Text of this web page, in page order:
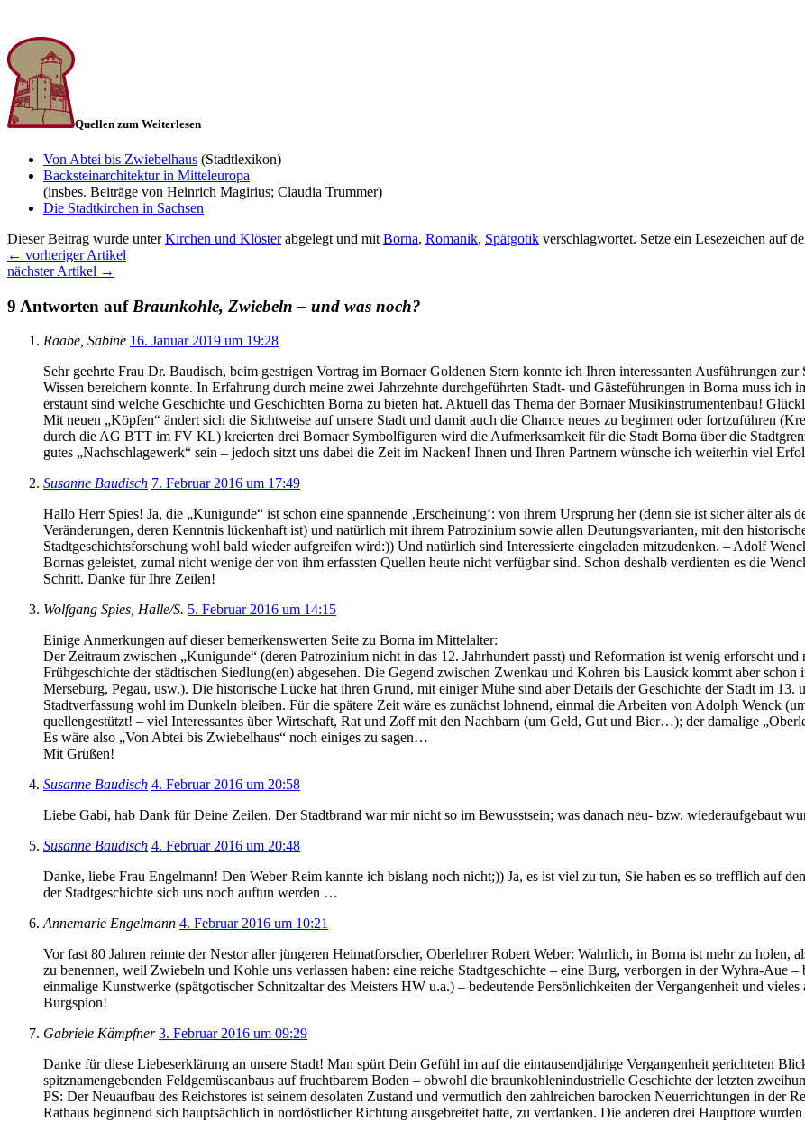
Quellen zum Weiterlesen
Von Abtei bis Zwiebelhaus (Stadtlexikon)
Backsteinarchitektur in Mitteleuropa
(insbes. Beiträge von Heinrich Magirius; Claudia Trummer)
Die Stadtkirchen in Sachsen
Dieser Beitrag wurde unterKirchen und Klösterabgelegt und mit Borna, Romanik, Spätgotik verschlagwortet. Setze ein Lesezeichen auf
← vorheriger Artikel
nächster Artikel →
9 Antworten auf Braunkohle, Zwiebeln – und was noch?
Raabe, Sabine 16. Januar 2019 um 19:28
Sehr geehrte Frau Dr. Baudisch, beim gestrigen Vortrag im Bornaer Goldenen Stern konnte ich Ihren interessanten Ausführungen zur
Wissen bereichern konnte. In Erfahrung durch meine zwei Jahrzehnte durchgeführten Stadt- und Gästeführungen in Borna muss ich
erstaunt sind welche Geschichte und Geschichten Borna zu bieten hat. Aktuell das Thema der Bornaer Musikinstrumentenbau!
Mit neuen „Köpfen“ ändert sich die Sichtweise auf unsere Stadt und damit auch die Chance neues zu beginnen oder fortzuführen
durch die AG BTT im FV KL) kreierten drei Bornaer Symbolfiguren wird die Aufmerksamkeit für die Stadt Borna über die
gutes „Nachschlagewerk“ sein – jedoch sitzt uns dabei die Zeit im Nacken! Ihnen und Ihren Partnern wünsche ich weiterhin viel
Susanne Baudisch 7. Februar 2016 um 17:49
Hallo Herr Spies! Ja, die „Kunigunde“ ist schon eine spannende ‚Erscheinung‘: von ihrem Ursprung her (denn sie ist sicher älter als
Veränderungen, deren Kenntnis lückenhaft ist) und natürlich mit ihrem Patrozinium sowie allen Deutungsvarianten, mit den
Stadtgeschichtsforschung wohl bald wieder aufgreifen wird:)) Und natürlich sind Interessierte eingeladen mitzudenken. – Adolf
Bornas geleistet, zumal nicht wenige der von ihm erfassten Quellen heute nicht verfügbar sind. Schon deshalb verdienten es die
Schritt. Danke für Ihre Zeilen!
Wolfgang Spies, Halle/S. 5. Februar 2016 um 14:15
Einige Anmerkungen auf dieser bemerkenswerten Seite zu Borna im Mittelalter:
Der Zeitraum zwischen „Kunigunde“ (deren Patrozinium nicht in das 12. Jahrhundert passt) und Reformation ist wenig erforscht
Frühgeschichte der städtischen Siedlung(en) abgesehen. Die Gegend zwischen Zwenkau und Kohren bis Lausick kommt aber
Merseburg, Pegau, usw.). Die historische Lücke hat ihren Grund, mit einiger Mühe sind aber Details der Geschichte der Stadt im 13.
Stadtverfassung wohl im Dunkeln bleiben. Für die spätere Zeit wäre es zunächst lohnend, einmal die Arbeiten von Adolph Wenck
quellengestützt! – viel Interessantes über Wirtschaft, Rat und Zoff mit den Nachbarn (um Geld, Gut und Bier…); der damalige
Es wäre also „Von Abtei bis Zwiebelhaus“ noch einiges zu sagen…
Mit Grüßen!
Susanne Baudisch 4. Februar 2016 um 20:58
Liebe Gabi, hab Dank für Deine Zeilen. Der Stadtbrand war mir nicht so im Bewusstsein; was danach neu- bzw. wiederaufgebaut
Susanne Baudisch 4. Februar 2016 um 20:48
Danke, liebe Frau Engelmann! Den Weber-Reim kannte ich bislang noch nicht;)) Ja, es ist viel zu tun, Sie haben es so trefflich auf
der Stadtgeschichte sich uns noch auftun werden …
Annemarie Engelmann 4. Februar 2016 um 10:21
Vor fast 80 Jahren reimte der Nestor aller jüngeren Heimatforscher, Oberlehrer Robert Weber: Wahrlich, in Borna ist mehr zu holen,
zu benennen, weil Zwiebeln und Kohle uns verlassen haben: eine reiche Stadtgeschichte – eine Burg, verborgen in der Wyhra-Aue
einmalige Kunstwerke (spätgotischer Schnitzaltar des Meisters HW u.a.) – bedeutende Persönlichkeiten der Vergangenheit und
Burgspion!
Gabriele Kämpfner 3. Februar 2016 um 09:29
Danke für diese Liebeserklärung an unsere Stadt! Man spürt Dein Gefühl im auf die eintausendjährige Vergangenheit gerichteten
spitznamengebenden Feldgemüseanbaus auf fruchtbarem Boden – obwohl die braunkohlenindustrielle Geschichte der letzten
PS: Der Neuaufbau des Reichstores ist seinem desolaten Zustand und vermutlich den zahlreichen barocken Neuerrichtungen in der
Rathaus beginnend sich hauptsächlich in nordöstlicher Richtung ausgebreitet hatte, zu verdanken. Die anderen drei Haupttore